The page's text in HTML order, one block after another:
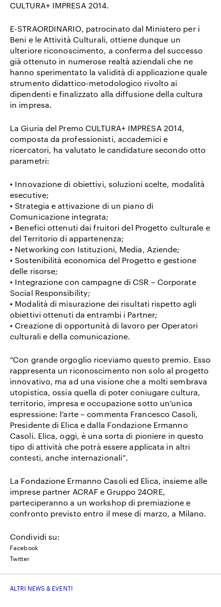
CULTURA+ IMPRESA 2014.
E-STRAORDINARIO, patrocinato dal Ministero per i
Beni e le Attività Culturali, ottiene dunque un
ulteriore riconoscimento, a conferma del successo
già ottenuto in numerose realtà aziendali che ne
hanno sperimentato la validità di applicazione quale
strumento didattico-metodologico rivolto ai
dipendenti e finalizzato alla diffusione della cultura
in impresa.
La Giuria del Premo CULTURA+ IMPRESA 2014,
composta da professionisti, accademici e
ricercatori, ha valutato le candidature secondo otto
parametri:
• Innovazione di obiettivi, soluzioni scelte, modalità
esecutive;
• Strategia e attivazione di un piano di
Comunicazione integrata;
• Benefici ottenuti dai fruitori del Progetto culturale e
del Territorio di appartenenza;
• Networking con Istituzioni, Media, Aziende;
• Sostenibilità economica del Progetto e gestione
delle risorse;
• Integrazione con campagne di CSR – Corporate
Social Responsibility;
• Modalità di misurazione dei risultati rispetto agli
obiettivi ottenuti da entrambi i Partner;
• Creazione di opportunità di lavoro per Operatori
culturali e della comunicazione.
“Con grande orgoglio riceviamo questo premio. Esso
rappresenta un riconoscimento non solo al progetto
innovativo, ma ad una visione che a molti sembrava
utopistica, ossia quella di poter coniugare cultura,
territorio, impresa e occupazione sotto un’unica
espressione: l’arte – commenta Francesco Casoli,
Presidente di Elica e dalla Fondazione Ermanno
Casoli. Elica, oggi, è una sorta di pioniere in questo
tipo di attività che potrà essere applicata in altri
contesti, anche internazionali”.
La Fondazione Ermanno Casoli ed Elica, insieme alle
imprese partner ACRAF e Gruppo 24ORE,
parteciperanno a un workshop di premiazione e
confronto previsto entro il mese di marzo, a Milano.
Condividi su:
Facebook
Twitter
ALTRI NEWS & EVENTI